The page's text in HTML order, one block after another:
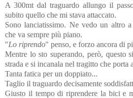
A 300mt dal traguardo allungo il
subito quello che mi stava attaccato.
Sono lanciatissimo. Ne vedo un altro
che va sempre più piano.
"Lo riprendo" penso, e forzo ancora di
Mentre lo sto superando, però, questo
strada e si incanala nel tragitto che porta
Tanta fatica per un doppiato...
Taglio il traguardo decisamente
Giusto il tempo di riprendere la bici e